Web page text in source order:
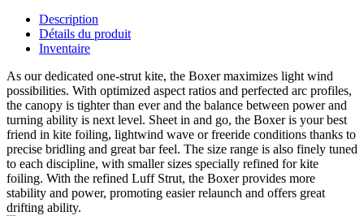
Description
Détails du produit
Inventaire
As our dedicated one-strut kite, the Boxer maximizes light wind
possibilities. With optimized aspect ratios and perfected arc profiles,
the canopy is tighter than ever and the balance between power and
turning ability is next level. Sheet in and go, the Boxer is your best
friend in kite foiling, lightwind wave or freeride conditions thanks to
precise bridling and great bar feel. The size range is also finely tuned
to each discipline, with smaller sizes specially refined for kite
foiling. With the refined Luff Strut, the Boxer provides more
stability and power, promoting easier relaunch and offers great
drifting ability.